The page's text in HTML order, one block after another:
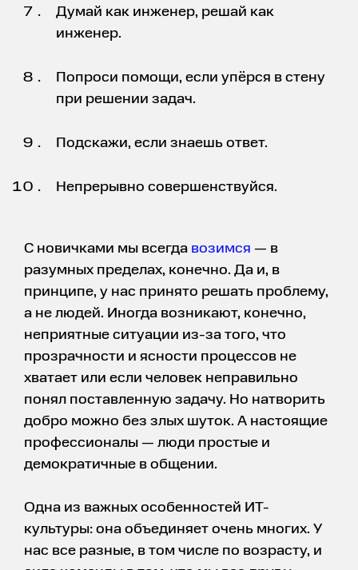
Думай как инженер, решай как
инженер.
Попроси помощи, если упёрся в стену
при решении задач.
Подскажи, если знаешь ответ.
Непрерывно совершенствуйся.
С новичками мы всегда возимся — в
разумных пределах, конечно. Да и, в
принципе, у нас принято решать проблему,
а не людей. Иногда возникают, конечно,
неприятные ситуации из-за того, что
прозрачности и ясности процессов не
хватает или если человек неправильно
понял поставленную задачу. Но натворить
добро можно без злых шуток. А настоящие
профессионалы — люди простые и
демократичные в общении.
Одна из важных особенностей ИТ-
культуры: она объединяет очень многих. У
нас все разные, в том числе по возрасту, и